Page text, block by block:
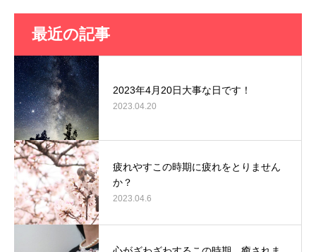
最近の記事
2023年4月20日大事な日です！
2023.04.20
疲れやすこの時期に疲れをとりません
か？
2023.04.6